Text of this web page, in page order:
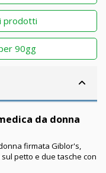
prodotti
90gg
da donna
firmata Giblor's,
petto e due tasche con